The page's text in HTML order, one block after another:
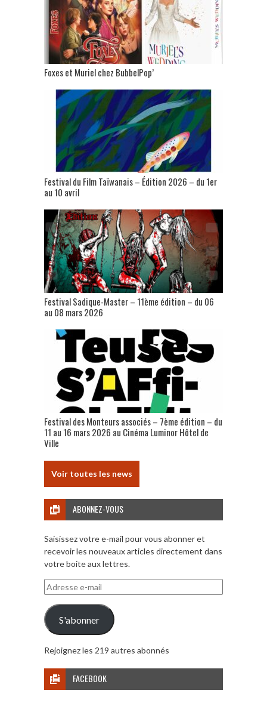
Foxes et Muriel chez BubbelPop’
Festival du Film Taïwanais – Édition 2026 – du 1er
au 10 avril
Festival Sadique-Master – 11ème édition – du 06
au 08 mars 2026
Festival des Monteurs associés – 7ème édition – du
11 au 16 mars 2026 au Cinéma Luminor Hôtel de
Ville
Voir toutes les news
ABONNEZ-VOUS
Saisissez votre e-mail pour vous abonner et
recevoir les nouveaux articles directement dans
votre boite aux lettres.
Adresse
e-
mail
S'abonner
Rejoignez les 219 autres abonnés
FACEBOOK